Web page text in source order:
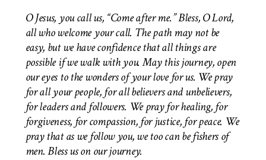
O Jesus, you call us, “Come after me.” Bless, O Lord,
all who welcome your call. The path may not be
easy, but we have confidence that all things are
possible if we walk with you. May this journey, open
our eyes to the wonders of your love for us. We pray
for all your people, for all believers and unbelievers,
for leaders and followers. We pray for healing, for
forgiveness, for compassion, for justice, for peace. We
pray that as we follow you, we too can be fishers of
men.Bless us on our journey.